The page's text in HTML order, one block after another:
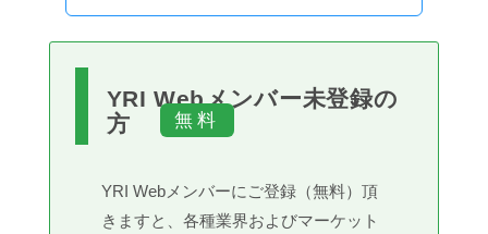
YRI Webメンバー未登録の
方
YRI Webメンバーにご登録（無料）頂
きますと、各種業界およびマーケット